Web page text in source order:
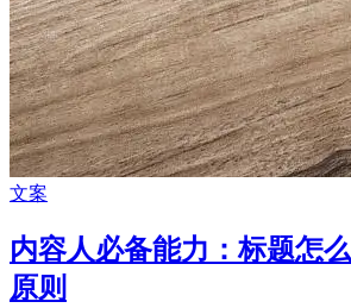
文案
内容人必备能力：标题怎
原则